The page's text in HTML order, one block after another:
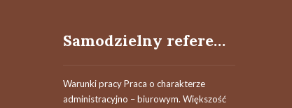
Samodzielny referent/samodzielna referentka
Warunki pracy Praca o charakterze
administracyjno – biurowym. Większość